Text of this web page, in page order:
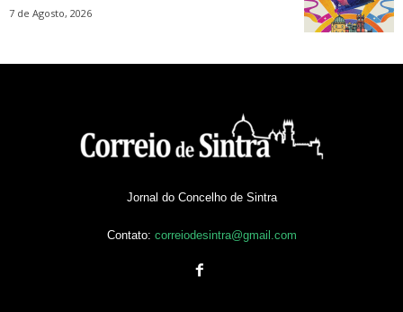
7 de Agosto, 2026
Jornal do Concelho de Sintra
Contato: correiodesintra@gmail.com